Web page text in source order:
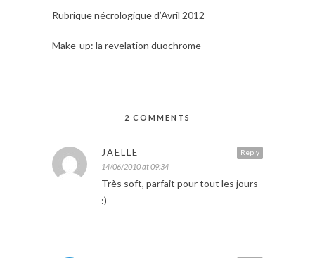
Rubrique nécrologique d’Avril 2012
Make-up: la revelation duochrome
2 COMMENTS
Reply
JAELLE
14/06/2010 at 09:34
Très soft, parfait pour tout les jours
:)